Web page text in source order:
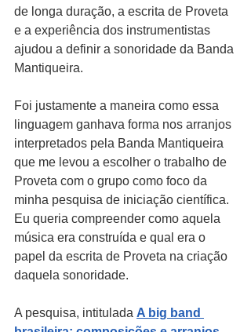
de longa duração, a escrita de Proveta
e a experiência dos instrumentistas
ajudou a definir a sonoridade da Banda
Mantiqueira.
Foi justamente a maneira como essa
linguagem ganhava forma nos arranjos
interpretados pela Banda Mantiqueira
que me levou a escolher o trabalho de
Proveta com o grupo como foco da
minha pesquisa de iniciação científica.
Eu queria compreender como aquela
música era construída e qual era o
papel da escrita de Proveta na criação
daquela sonoridade.
A pesquisa, intitulada A big band